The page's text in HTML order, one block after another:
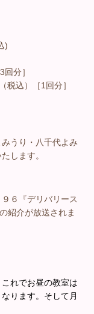
)
分］
込）［1回分］
うり・八千代よみ
します。
６『デリバリース
紹介が放送されま
れでお昼の教室は
ります。そして月